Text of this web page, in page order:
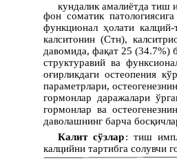
кундалик амалиётда тиш
фон соматик
функционал ҳолати
калситонин (Cтн),
давомида, фақат 25 (34.7%)
структуравий ва
оғирликдаги остеопения
параметрлари,
гормонлар даражалари
гормонлар ва
даволашнинг барча
Калит сўзлар: тиш
калцийни тартибга солувчи